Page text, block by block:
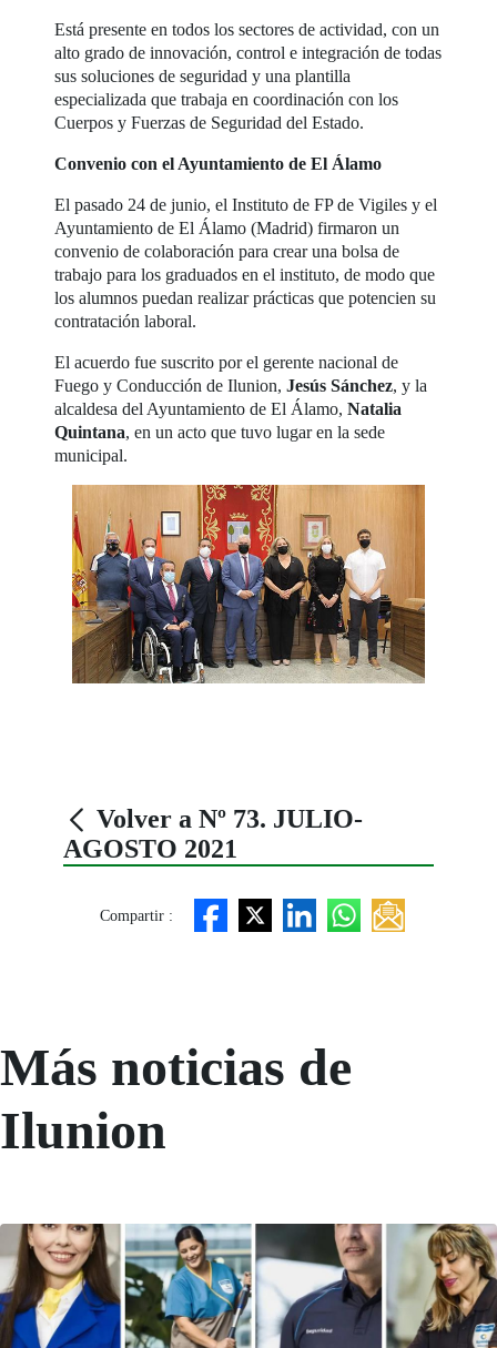
Está presente en todos los sectores de actividad, con un
alto grado de innovación, control e integración de todas
sus soluciones de seguridad y una plantilla
especializada que trabaja en coordinación con los
Cuerpos y Fuerzas de Seguridad del Estado.
Convenio con el Ayuntamiento de El Álamo
El pasado 24 de junio, el Instituto de FP de Vigiles y el
Ayuntamiento de El Álamo (Madrid) firmaron un
convenio de colaboración para crear una bolsa de
trabajo para los graduados en el instituto, de modo que
los alumnos puedan realizar prácticas que potencien su
contratación laboral.
El acuerdo fue suscrito por el gerente nacional de
Fuego y Conducción de Ilunion,Jesús Sánchez, y la
alcaldesa del Ayuntamiento de El Álamo,Natalia
Quintana, en un acto que tuvo lugar en la sede
municipal.
Volver a Nº 73. JULIO-
AGOSTO 2021
Compartir :
Más noticias de
Ilunion